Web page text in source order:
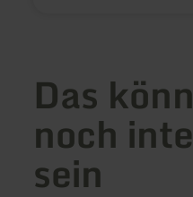
Das
noch
sein